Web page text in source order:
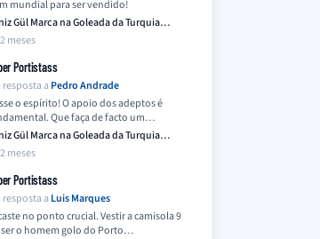
mundial para ser vendido!
Gül Marca na Goleada da Turquia
meses
Portistass
resposta a Pedro Andrade
o espírito! O apoio dos adeptos é
Que faça de facto um…
Gül Marca na Goleada da Turquia
meses
Portistass
resposta a Luis Marques
no ponto crucial. Vestir a camisola 9
o homem golo do Porto…